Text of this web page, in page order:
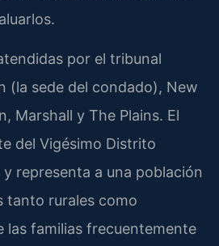
por el tribunal
(la sede del condado), New
Marshall y The Plains. El
del Vigésimo Distrito
representa a una población
tanto rurales como
las familias frecuentemente